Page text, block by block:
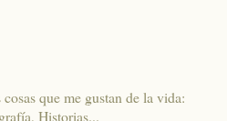
que me gustan de la vida:
Historias...